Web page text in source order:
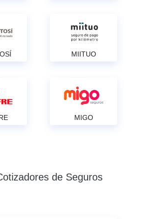
MIITUO
MIGO
de Seguros